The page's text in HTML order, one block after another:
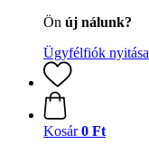
Ön új nálunk?
Ügyfélfiók nyitása
Kosár 0 Ft